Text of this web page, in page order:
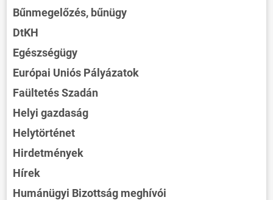
Bűnmegelőzés, bűnügy
DtKH
Egészségügy
Európai Uniós Pályázatok
Faültetés Szadán
Helyi gazdaság
Helytörténet
Hirdetmények
Hírek
Humánügyi Bizottság meghívói